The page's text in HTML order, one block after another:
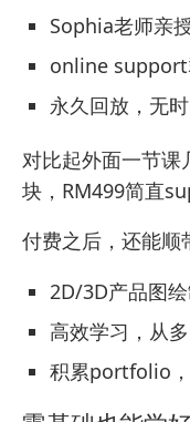
Sophia老师亲
online support
永久回放，无时
对比起外面一节
块，RM499简直
付费之后，还能顺
2D/3D产品图
高效学习，从
积累portfolio，